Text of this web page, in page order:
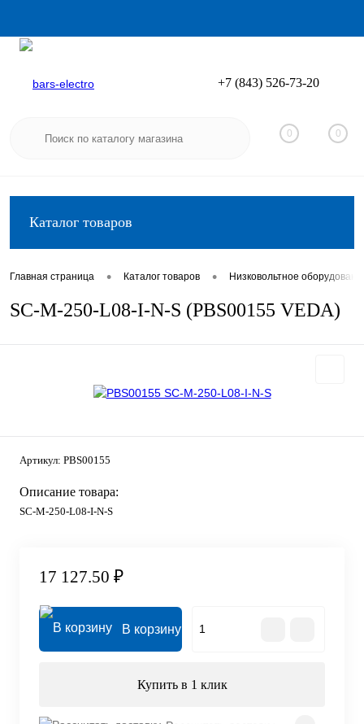
Вход
+7 (843) 526-73-20
0 0
Каталог товаров
Главная страница • Каталог товаров • Низковольтное
SC-M-250-L08-I-N-S (PBS00155 VEDA)
Артикул: PBS00155
Описание товара:
SC-M-250-L08-I-N-S
17 127.50 ₽
В корзину
Купить в 1 клик